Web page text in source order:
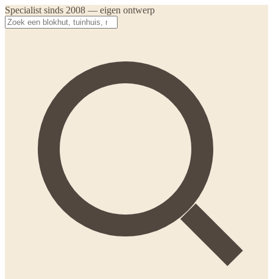
Specialist sinds 2008 — eigen ontwerp